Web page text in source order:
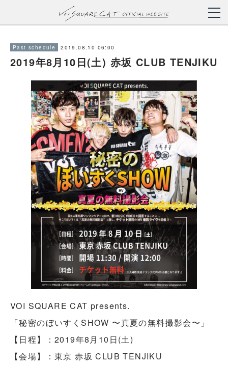
Past schedule 2019.08.10 06:00
2019年8月10日(土) 赤坂 CLUB TENJIKU
VOI SQUARE CAT presents.
「秘密のぼいすくSHOW 〜真夏の無料撮影会〜」
【日程】：2019年8月10日(土)
【会場】：東京 赤坂 CLUB TENJIKU